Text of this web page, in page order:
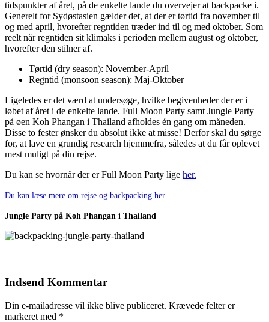
tidspunkter af året, på de enkelte lande du overvejer at backpacke i.
Generelt for Sydøstasien gælder det, at der er tørtid fra november til
og med april, hvorefter regntiden træder ind til og med oktober. Som
reelt når regntiden sit klimaks i perioden mellem august og oktober,
hvorefter den stilner af.
Tørtid (dry season): November-April
Regntid (monsoon season): Maj-Oktober
Ligeledes er det værd at undersøge, hvilke begivenheder der er i
løbet af året i de enkelte lande. Full Moon Party samt Jungle Party
på øen Koh Phangan i Thailand afholdes én gang om måneden.
Disse to fester ønsker du absolut ikke at misse! Derfor skal du sørge
for, at lave en grundig research hjemmefra, således at du får oplevet
mest muligt på din rejse.
Du kan se hvornår der er Full Moon Party lige her.
Du kan læse mere om rejse og backpacking her.
Jungle Party på Koh Phangan i Thailand
Indsend Kommentar
Din e-mailadresse vil ikke blive publiceret. Krævede felter er
markeret med *